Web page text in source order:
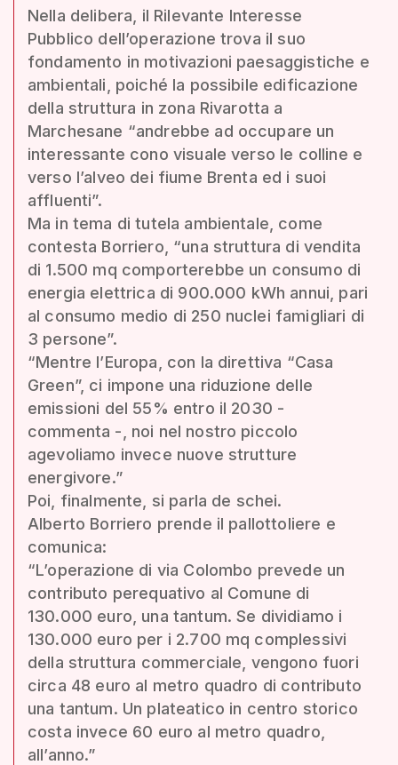
Nella delibera, il Rilevante Interesse
Pubblico dell’operazione trova il suo
fondamento in motivazioni paesaggistiche e
ambientali, poiché la possibile edificazione
della struttura in zona Rivarotta a
Marchesane “andrebbe ad occupare un
interessante cono visuale verso le colline e
verso l’alveo dei fiume Brenta ed i suoi
affluenti”.
Ma in tema di tutela ambientale, come
contesta Borriero, “una struttura di vendita
di 1.500 mq comporterebbe un consumo di
energia elettrica di 900.000 kWh annui, pari
al consumo medio di 250 nuclei famigliari di
3 persone”.
“Mentre l’Europa, con la direttiva “Casa
Green”, ci impone una riduzione delle
emissioni del 55% entro il 2030 -
commenta -, noi nel nostro piccolo
agevoliamo invece nuove strutture
energivore.”
Poi, finalmente, si parla de schei.
Alberto Borriero prende il pallottoliere e
comunica:
“L’operazione di via Colombo prevede un
contributo perequativo al Comune di
130.000 euro, una tantum. Se dividiamo i
130.000 euro per i 2.700 mq complessivi
della struttura commerciale, vengono fuori
circa 48 euro al metro quadro di contributo
una tantum. Un plateatico in centro storico
costa invece 60 euro al metro quadro,
all’anno.”